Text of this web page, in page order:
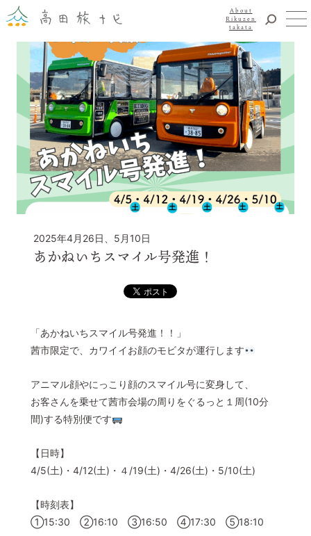
About Rikuzentakata
2025年4月26日、5月10日
あかねいちスマイル号発進！
「あかねいちスマイル号発進！！」
茜市限定で、カワイイお顔のモビタが運行します
アニマル顔やにっこり顔のスマイル号に変身して、
お客さんを乗せて茜市会場の周りをぐるっと１周(10分
間)する特別便です
【日時】
4/5(土)・4/12(土)・４/19(土)・4/26(土)・5/10(土)
【時刻表】
①15:30 ②16:10 ③16:50 ④17:30 ⑤18:10
About
Rikuzen
takata
観光
体験
震災復興
食事・グルメ
宿泊
イベント
アクセス
YouTubeチャンネル
交通・観光サービス
観光のことならまずはココ！
陸前高田市観光物産協会
お問い合わせ
© 2022 一般社団法人 陸前高田市観光物産協会 All Rights Reserved.
Designed byKESENNUMA DESIGN